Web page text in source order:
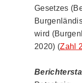
Gesetzes
wird
2020) (Zahl